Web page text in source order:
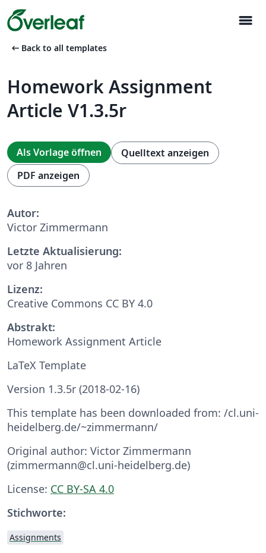
menu
arrow_left_alt Back to all templates
Homework Assignment
Article V1.3.5r
Als Vorlage öffnen
Quelltext anzeigen
PDF anzeigen
Autor:
Victor Zimmermann
Letzte Aktualisierung:
vor 8 Jahren
Lizenz:
Creative Commons CC BY 4.0
Abstrakt:
Homework Assignment Article
LaTeX Template
Version 1.3.5r (2018-02-16)
This template has been downloaded from: /cl.uni-
heidelberg.de/~zimmermann/
Original author: Victor Zimmermann
(zimmermann@cl.uni-heidelberg.de)
License: CC BY-SA 4.0
Stichworte:
Assignments